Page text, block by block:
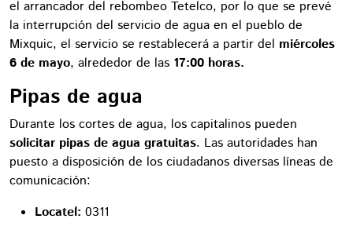
el arrancador del rebombeo Tetelco, por lo que se prevé
la interrupción del servicio de agua en el pueblo de
Mixquic, el servicio se restablecerá a partir del miércoles
6 de mayo, alrededor de las 17:00 horas.
Pipas de agua
Durante los cortes de agua, los capitalinos pueden
solicitar pipas de agua gratuitas. Las autoridades han
puesto a disposición de los ciudadanos diversas líneas de
comunicación:
Locatel: 0311